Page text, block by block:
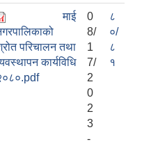
माई
परिचालन तथा
कार्यविधि
0
8/
1
7/
2
0
2
3
-
८
०/
८
१